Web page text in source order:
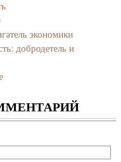
экономики
добродетель и